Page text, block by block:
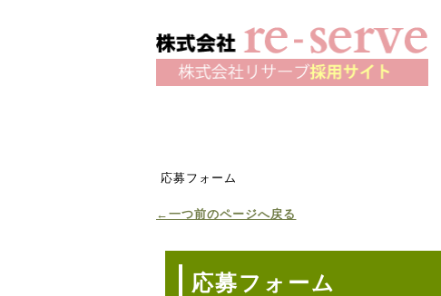
応募フォーム
←一つ前のページへ戻る
応募フォーム